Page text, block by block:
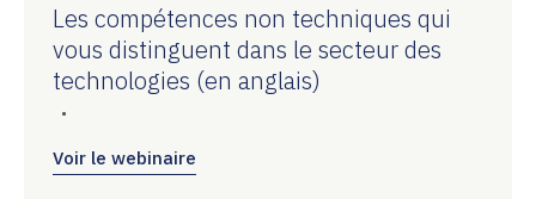
Les compétences non techniques qui
vous distinguent dans le secteur des
technologies (en anglais)
•
Voir le webinaire